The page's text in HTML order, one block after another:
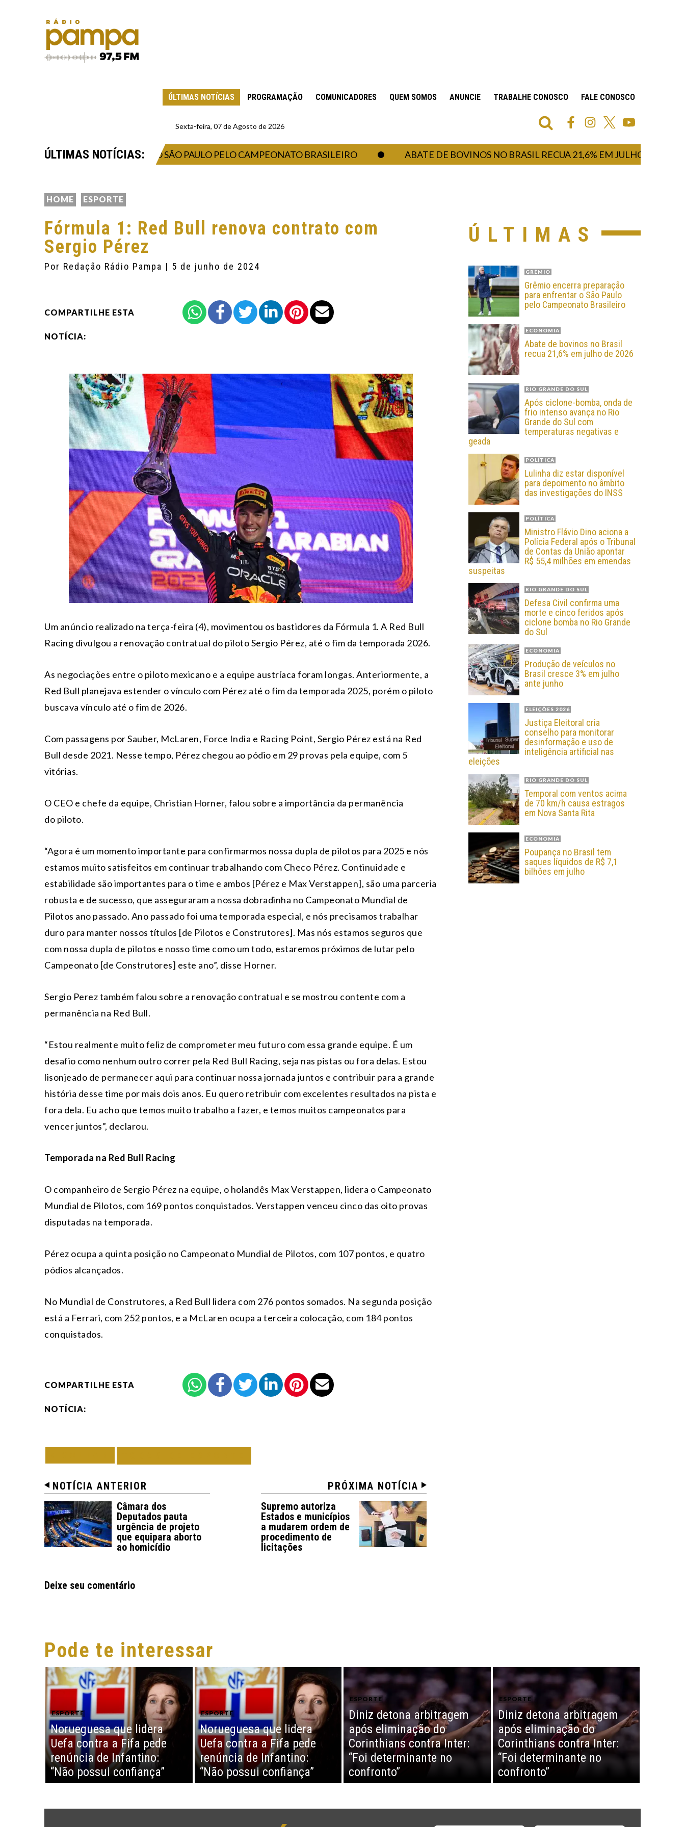
ÚLTIMAS NOTÍCIAS PROGRAMAÇÃO COMUNICADORES QUEM SOMOS ANUNCIE TRABALHE CONOSCO FALE CONOSCO
Sexta-feira, 07 de Agosto de 2026
ÚLTIMAS NOTÍCIAS:
PARA ENFRENTAR O SÃO PAULO PELO CAMPEONATO BRASILEIRO ABATE DE BOVINOS NO BRASIL RECUA 21,6% EM JULHO DE 2026
HOME ESPORTE
Fórmula 1: Red Bull renova contrato com
Sergio Pérez
Por Redação Rádio Pampa | 5 de junho de 2024
COMPARTILHE ESTA
NOTÍCIA:
Um anúncio realizado na terça-feira (4), movimentou os bastidores da Fórmula 1. A Red Bull
Racing divulgou a renovação contratual do piloto Sergio Pérez, até o fim da temporada 2026.
As negociações entre o piloto mexicano e a equipe austríaca foram longas. Anteriormente, a
Red Bull planejava estender o vínculo com Pérez até o fim da temporada 2025, porém o piloto
buscava vínculo até o fim de 2026.
Com passagens por Sauber, McLaren, Force India e Racing Point, Sergio Pérez está na Red
Bull desde 2021. Nesse tempo, Pérez chegou ao pódio em 29 provas pela equipe, com 5
vitórias.
O CEO e chefe da equipe, Christian Horner, falou sobre a importância da permanência
do piloto.
“Agora é um momento importante para confirmarmos nossa dupla de pilotos para 2025 e nós
estamos muito satisfeitos em continuar trabalhando com Checo Pérez. Continuidade e
estabilidade são importantes para o time e ambos [Pérez e Max Verstappen], são uma parceria
robusta e de sucesso, que asseguraram a nossa dobradinha no Campeonato Mundial de
Pilotos ano passado. Ano passado foi uma temporada especial, e nós precisamos trabalhar
duro para manter nossos títulos [de Pilotos e Construtores]. Mas nós estamos seguros que
com nossa dupla de pilotos e nosso time como um todo, estaremos próximos de lutar pelo
Campeonato [de Construtores] este ano”, disse Horner.
Sergio Perez também falou sobre a renovação contratual e se mostrou contente com a
permanência na Red Bull.
“Estou realmente muito feliz de comprometer meu futuro com essa grande equipe. É um
desafio como nenhum outro correr pela Red Bull Racing, seja nas pistas ou fora delas. Estou
lisonjeado de permanecer aqui para continuar nossa jornada juntos e contribuir para a grande
história desse time por mais dois anos. Eu quero retribuir com excelentes resultados na pista e
fora dela. Eu acho que temos muito trabalho a fazer, e temos muitos campeonatos para
vencer juntos”, declarou.
Temporada na Red Bull Racing
O companheiro de Sergio Pérez na equipe, o holandês Max Verstappen, lidera o Campeonato
Mundial de Pilotos, com 169 pontos conquistados. Verstappen venceu cinco das oito provas
disputadas na temporada.
Pérez ocupa a quinta posição no Campeonato Mundial de Pilotos, com 107 pontos, e quatro
pódios alcançados.
No Mundial de Construtores, a Red Bull lidera com 276 pontos somados. Na segunda posição
está a Ferrari, com 252 pontos, e a McLaren ocupa a terceira colocação, com 184 pontos
conquistados.
COMPARTILHE ESTA
NOTÍCIA:
NOTÍCIA ANTERIOR
Câmara dos
Deputados pauta
urgência de projeto
que equipara aborto
ao homicídio
PRÓXIMA NOTÍCIA
Supremo autoriza
Estados e municípios
a mudarem ordem de
procedimento de
licitações
Deixe seu comentário
ÚLTIMAS
GRÊMIO
Grêmio encerra preparação
para enfrentar o São Paulo
pelo Campeonato Brasileiro
ECONOMIA
Abate de bovinos no Brasil
recua 21,6% em julho de 2026
RIO GRANDE DO SUL
Após ciclone-bomba, onda de
frio intenso avança no Rio
Grande do Sul com
temperaturas negativas e
geada
POLÍTICA
Lulinha diz estar disponível
para depoimento no âmbito
das investigações do INSS
POLÍTICA
Ministro Flávio Dino aciona a
Polícia Federal após o Tribunal
de Contas da União apontar
R$ 55,4 milhões em emendas
suspeitas
RIO GRANDE DO SUL
Defesa Civil confirma uma
morte e cinco feridos após
ciclone bomba no Rio Grande
do Sul
ECONOMIA
Produção de veículos no
Brasil cresce 3% em julho
ante junho
ELEIÇÕES 2026
Justiça Eleitoral cria
conselho para monitorar
desinformação e uso de
inteligência artificial nas
eleições
RIO GRANDE DO SUL
Temporal com ventos acima
de 70 km/h causa estragos
em Nova Santa Rita
ECONOMIA
Poupança no Brasil tem
saques líquidos de R$ 7,1
bilhões em julho
Pode te interessar
ESPORTE
Norueguesa que lidera
Uefa contra a Fifa pede
renúncia de Infantino:
“Não possui confiança”
ESPORTE
Norueguesa que lidera
Uefa contra a Fifa pede
renúncia de Infantino:
“Não possui confiança”
ESPORTE
Diniz detona arbitragem
após eliminação do
Corinthians contra Inter:
“Foi determinante no
confronto”
ESPORTE
Diniz detona arbitragem
após eliminação do
Corinthians contra Inter:
“Foi determinante no
confronto”